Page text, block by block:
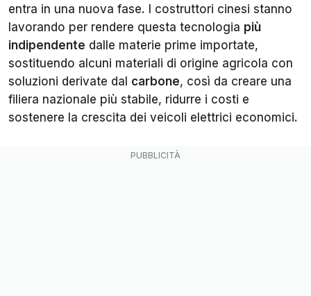
entra in una nuova fase. I costruttori cinesi stanno
lavorando per rendere questa tecnologia più
indipendente dalle materie prime importate,
sostituendo alcuni materiali di origine agricola con
soluzioni derivate dal carbone, così da creare una
filiera nazionale più stabile, ridurre i costi e
sostenere la crescita dei veicoli elettrici economici.